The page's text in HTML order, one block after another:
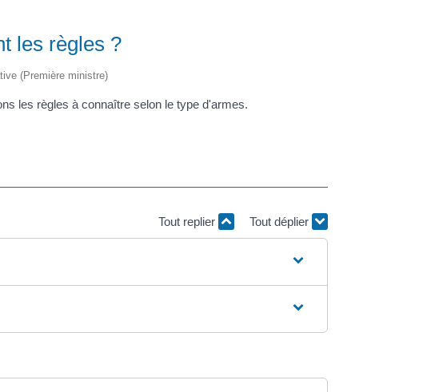
les règles ?
(Première ministre)
les règles à connaître selon le type d'armes.
Tout replier Tout déplier